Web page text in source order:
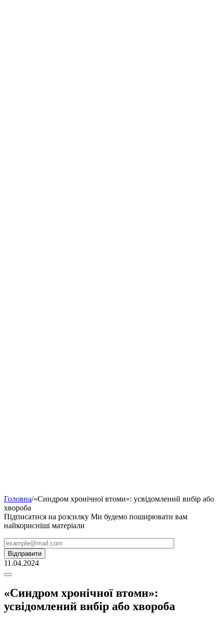
Головна/«Синдром хронічної втоми»: усвідомлений вибір або
хвороба
Підписатися на розсилку Ми будемо поширювати вам
найкорисніші матеріали
11.04.2024
«Синдром хронічної втоми»:
усвідомлений вибір або хвороба